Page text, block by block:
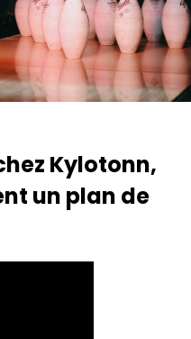
Kylotonn,
un plan de